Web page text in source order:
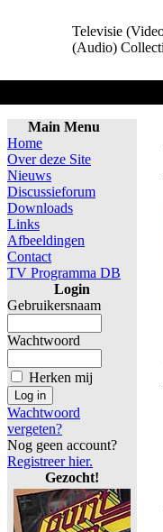
Televisie
(Audio)
Main Menu
Home
Over deze Site
Nieuws
Discussieforum
Downloads
Links
Afbeeldingen
Contact
TV Programma DB
Login
Gebruikersnaam
Wachtwoord
Herken mij
Wachtwoord
vergeten?
Nog geen account?
Registreer hier.
Gezocht!